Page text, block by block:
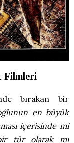
Filmleri
bırakan bir
en büyük
içerisinde mi
tür olarak mı